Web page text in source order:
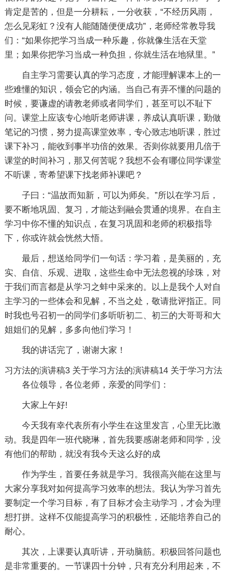
肯定是苦的，但是一分耕耘，一分收获，“不经历风雨，
怎么见彩虹？没有人能随随便便成功”，老师经常教导我
们：“如果你把学习当成一种乐趣，你就像生活在天堂
里；如果你把学习当成一种负担，你就生活在地狱里。”
自主学习需要认真的学习态度，才能理解课本上的一
些难懂的知识，领会它的内涵。当自己有弄不懂的问题的
时候，要谦虚的请教老师或者同学们，甚至可以不耻下
问。课堂上应该专心地听老师讲课，养成认真听课，勤做
笔记的习惯，努力提高课堂效率，专心致志地听课，胜过
课下补习，能收到事半功倍的效果。否则你就要用几倍于
课堂的时间补习，那又何苦呢？我想不会有哪位同学课堂
不听课，寄希望课下找老师补课吧？
子曰：“温故而知新，可以为师矣。”所以在学习后，
要不断地巩固、复习，才能达到融会贯通的境界。在自主
学习中你不懂的知识点，在复习巩固和老师的积极指导
下，你或许就会恍然大悟。
最后，想送给同学们一句话：学习着，是美丽的，充
实、自信、乐观、进取，这些生命中无法忽视的珍珠，对
于我们而言都是从学习之蚌中采来的。以上是我个人对自
主学习的一些体会和见解，不当之处，敬请批评指正。同
时我也号召初一的同学们多听听初二、初三的大哥哥和大
姐姐们的见解，多多向他们学习！
我的讲话完了，谢谢大家！
习方法的演讲稿3
各位领导，各位老师，亲爱的同学们：
大家上午好!
今天我有幸代表所有小学生在这里发言，心里无比激
动。我是四年一班代晓琳，首先我要感谢老师和同学，没
有他们的帮助，就没有我今天这么好的成
作为学生，首要任务就是学习。我很高兴能在这里与
大家分享我对如何提高学习效率的想法。我认为学习首先
要制定一个学习目标，有了目标才会主动学习，才会为理
想打拼。这样不仅能提高学习的积极性，还能培养自己的
耐心。
其次，上课要认真听讲，开动脑筋。积极回答问题也
是非常重要的。一节课四十分钟，只有充分利用起来，不
关于学习方法的演讲稿14 关于学习方法